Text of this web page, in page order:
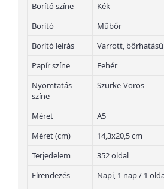
Borító színe
Kék
Borító
Műbőr
Borító leírás
Varrott,
Papír színe
Fehér
Nyomtatás
színe
Szürke-Vörös
Méret
A5
Méret (cm)
14,3x20,5 cm
Terjedelem
352 oldal
Elrendezés
Napi, 1 nap / 1